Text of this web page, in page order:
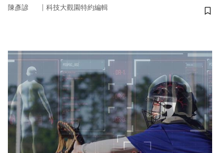
陳彥諺 ｜ 科技大觀園特約編輯
儲